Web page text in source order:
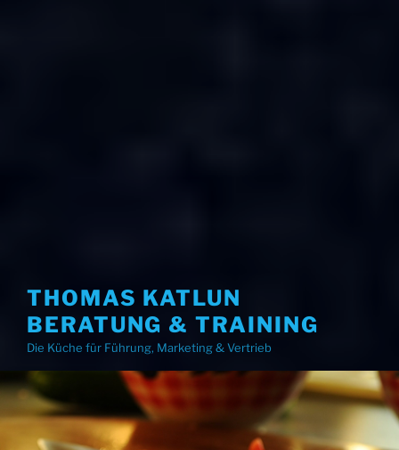
THOMAS KATLUN
BERATUNG & TRAINING
Die Küche für Führung, Marketing & Vertrieb